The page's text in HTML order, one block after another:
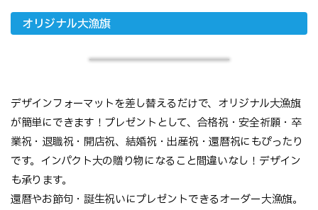
オリジナル大漁旗
デザインフォーマットを差し替えるだけで、オリジナル大漁旗
が簡単にできます！プレゼントとして、合格祝・安全祈願・卒
業祝・退職祝・開店祝、結婚祝・出産祝・還暦祝にもぴったり
です。インパクト大の贈り物になること間違いなし！デザイン
も承ります。
還暦やお節句・誕生祝いにプレゼントできるオーダー大漁旗。